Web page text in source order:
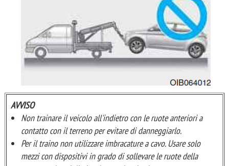
AVVISO
Non trainare il veicolo all'indietro con le ruote anteriori a
contatto con il terreno per evitare di danneggiarlo.
Per il traino non utilizzare imbracature a cavo. Usare solo
mezzi con dispositivi in grado di sollevare le ruote della